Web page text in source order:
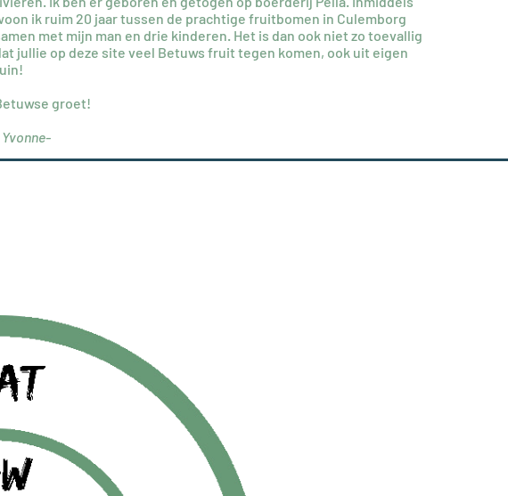
ik ruim 20 jaar tussen de prachtige fruitbomen in Culemborg
met mijn man en drie kinderen. Het is dan ook niet zo toevallig
jullie op deze site veel Betuws fruit tegen komen, ook uit eigen
groet!